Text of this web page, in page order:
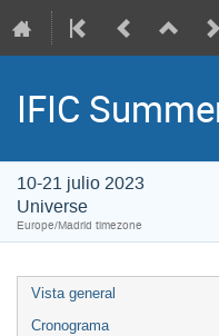
IFIC
10-21 julio 2023
Universe
Europe/Madrid timezone
Vista general
Cronograma